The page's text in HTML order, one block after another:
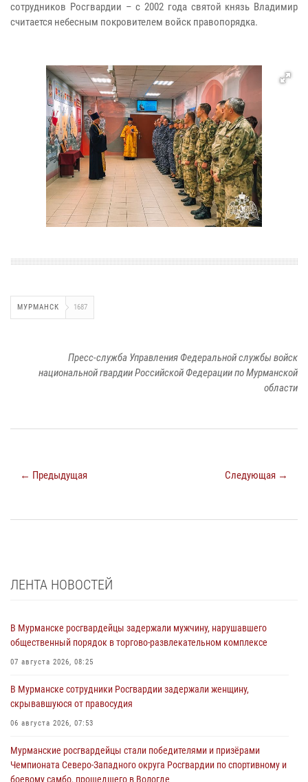
сотрудников Росгвардии – с 2002 года святой князь Владимир
считается небесным покровителем войск правопорядка.
МУРМАНСК 1687
Пресс-служба Управления Федеральной службы войск
национальной гвардии Российской Федерации по Мурманской
области
← Предыдущая Следующая →
ЛЕНТА НОВОСТЕЙ
В Мурманске росгвардейцы задержали мужчину, нарушавшего
общественный порядок в торгово-развлекательном комплексе
07 августа 2026, 08:25
В Мурманске сотрудники Росгвардии задержали женщину,
скрывавшуюся от правосудия
06 августа 2026, 07:53
Мурманские росгвардейцы стали победителями и призёрами
Чемпионата Северо-Западного округа Росгвардии по спортивному и
боевому самбо, прошедшего в Вологде